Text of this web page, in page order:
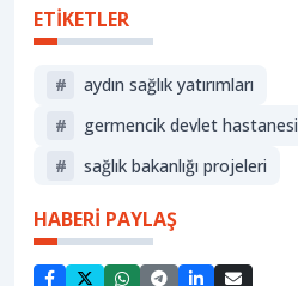
ETİKETLER
#
aydın sağlık yatırımları
#
germencik devlet hastanesi
#
sağlık bakanlığı projeleri
HABERİ PAYLAŞ